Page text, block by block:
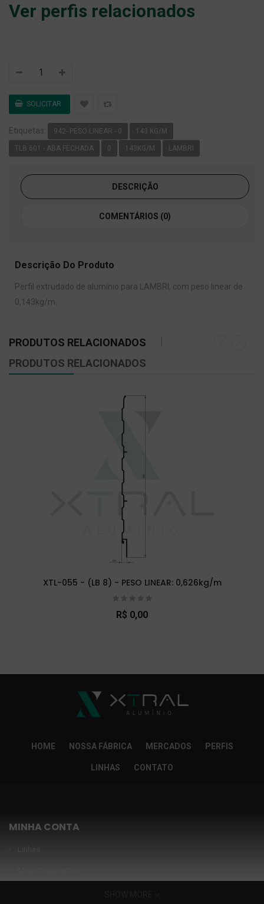
Ver perfis relacionados
Etiquetas: 942- PESO LINEAR - 0 143 KG/M
TLB 601 - ABA FECHADA 0 143KG/M LAMBRI
DESCRIÇÃO
COMENTÁRIOS (0)
Descrição Do Produto
Perfil extrudado de alumínio para LAMBRI, com peso linear de
0,143kg/m.
PRODUTOS RELACIONADOS
PRODUTOS RELACIONADOS
XTL-055 - (LB 8) - PESO LINEAR: 0,626kg/m
R$ 0,00
HOME NOSSA FÁBRICA MERCADOS PERFIS
LINHAS CONTATO
MINHA CONTA